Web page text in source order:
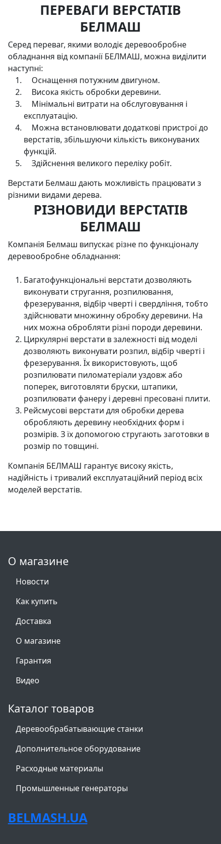
ПЕРЕВАГИ ВЕРСТАТІВ
БЕЛМАШ
Серед переваг, якими володіє деревообробне
обладнання від компанії БЕЛМАШ, можна виділити
наступні:
Оснащення потужним двигуном.
Висока якість обробки деревини.
Мінімальні витрати на обслуговування і
експлуатацію.
Можна встановлювати додаткові пристрої до
верстатів, збільшуючи кількість виконуваних
функцій.
Здійснення великого переліку робіт.
Верстати Белмаш дають можливість працювати з
різними видами дерева.
РІЗНОВИДИ ВЕРСТАТІВ
БЕЛМАШ
Компанія Белмаш випускає різне по функціоналу
деревообробне обладнання:
Багатофункціональні верстати дозволяють
виконувати стругання, розпилювання,
фрезерування, відбір чверті і свердління, тобто
здійснювати множинну обробку деревини. На
них можна обробляти різні породи деревини.
Циркулярні верстати в залежності від моделі
дозволяють виконувати розпил, відбір чверті і
фрезерування. Їх використовують, щоб
розпилювати пиломатеріали уздовж або
поперек, виготовляти бруски, штапики,
розпилювати фанеру і деревні пресовані плити.
Рейсмусові верстати для обробки дерева
обробляють деревину необхідних форм і
розмірів. З їх допомогою стругають заготовки в
розмір по товщині.
Компанія БЕЛМАШ гарантує високу якість,
надійність і тривалий експлуатаційний період всіх
моделей верстатів.
О магазине
Новости
Как купить
Доставка
О магазине
Гарантия
Видео
Каталог товаров
Деревообрабатывающие станки
Дополнительное оборудование
Расходные материалы
Промышленные генераторы
BELMASH.UA